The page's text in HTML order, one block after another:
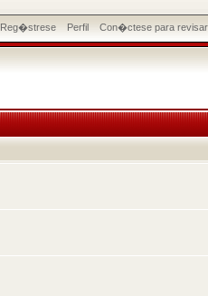
Reg�strese Perfil Con�ctese para